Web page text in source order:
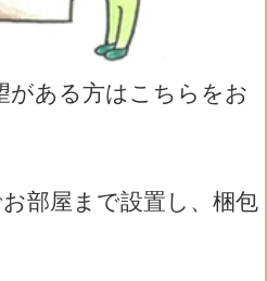
がある方はこちらをお
部屋まで設置し、梱包